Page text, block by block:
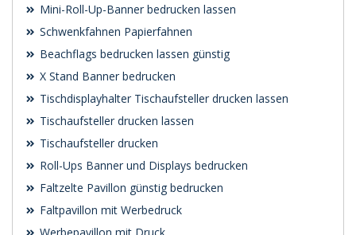
Mini-Roll-Up-Banner bedrucken lassen
Schwenk­fahnen Papierfahnen
Beachflags bedrucken lassen günstig
X Stand Banner bedrucken
Tischdisplayhalter Tischaufsteller drucken lassen
Tischaufsteller drucken lassen
Tischaufsteller drucken
Roll-Ups Banner und Displays bedrucken
Faltzelte Pavillon günstig bedrucken
Faltpavillon mit Werbedruck